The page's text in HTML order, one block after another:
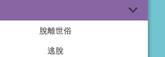
脫離世俗
逃脫